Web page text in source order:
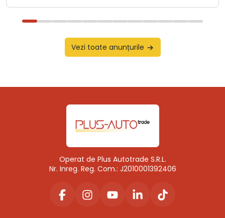
Vezi toate anunțurile
Operat de Plus Autotrade S.R.L.
Nr. Inreg. Reg. Com.: J2010001392406